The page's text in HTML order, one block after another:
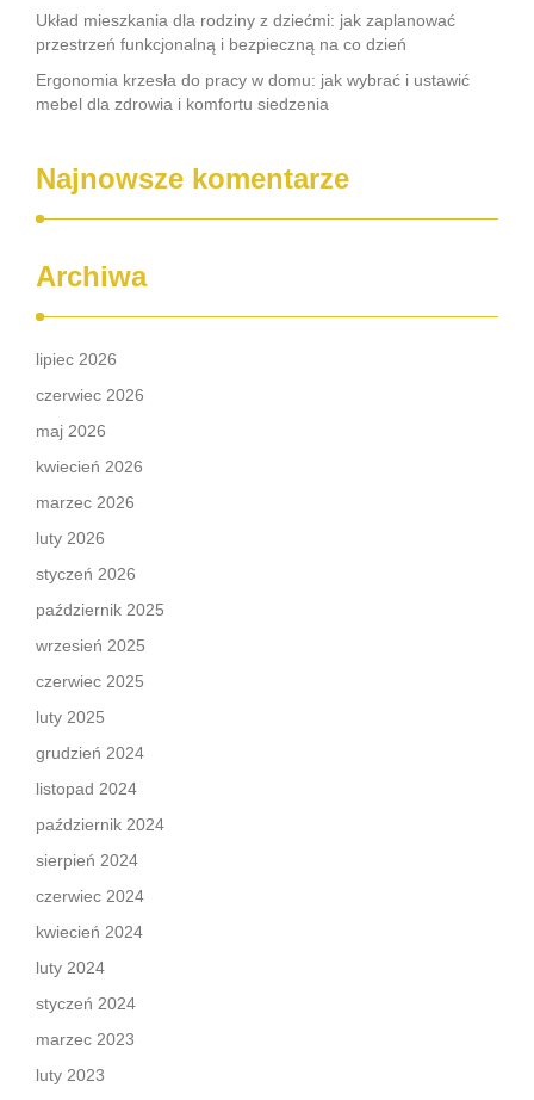
Układ mieszkania dla rodziny z dziećmi: jak zaplanować
przestrzeń funkcjonalną i bezpieczną na co dzień
Ergonomia krzesła do pracy w domu: jak wybrać i ustawić
mebel dla zdrowia i komfortu siedzenia
Najnowsze komentarze
Archiwa
lipiec 2026
czerwiec 2026
maj 2026
kwiecień 2026
marzec 2026
luty 2026
styczeń 2026
październik 2025
wrzesień 2025
czerwiec 2025
luty 2025
grudzień 2024
listopad 2024
październik 2024
sierpień 2024
czerwiec 2024
kwiecień 2024
luty 2024
styczeń 2024
marzec 2023
luty 2023